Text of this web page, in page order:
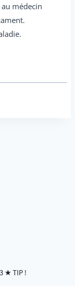
médecin
★ TIP !